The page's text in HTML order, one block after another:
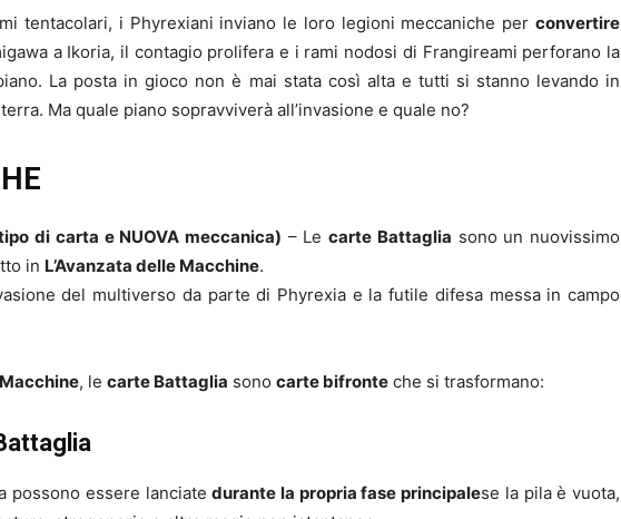
tentacolari, i Phyrexiani inviano le loro legioni meccaniche per convertire
a Ikoria, il contagio prolifera e i rami nodosi di Frangireami perforano la
La posta in gioco non è mai stata così alta e tutti si stanno levando in
Ma quale piano sopravviverà all’invasione e quale no?
di carta e NUOVA meccanica) – Lecarte Battaglia sono un nuovissimo
in L’Avanzata delle Macchine.
del multiverso da parte di Phyrexia e la futile difesa messa in campo
, le carte Battaglia sono carte bifronte che si trasformano:
possono essere lanciatedurante la propria fase principalese la pila è vuota,